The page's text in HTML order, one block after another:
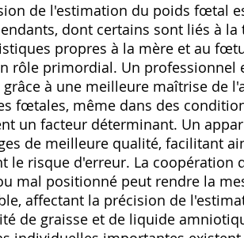
de l'estimation du poids fœtal
dont certains sont liés à
propres à la mère et au
rôle primordial. Un professionnel
grâce à une meilleure maîtrise de
fœtales, même dans des
un facteur déterminant. Un
de meilleure qualité, facilitant
le risque d'erreur. La
mal positionné peut rendre la
affectant la précision de
de graisse et de liquide